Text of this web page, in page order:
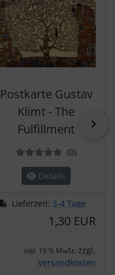
Postkarte Gustav
Klimt - The
Fulfillment
(0)
Details
Lieferzeit: 3-4 Tage
1,30 EUR
inkl. 19 % MwSt. zzgl.
Versandkosten